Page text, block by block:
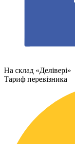
На склад «Делівері»
Тариф перевізника